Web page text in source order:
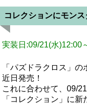
コレクションにモン
実装日:09/21(水)12:00
「パズドラクロス」
近日発売！
これに合わせて、09/
「コレクション」に